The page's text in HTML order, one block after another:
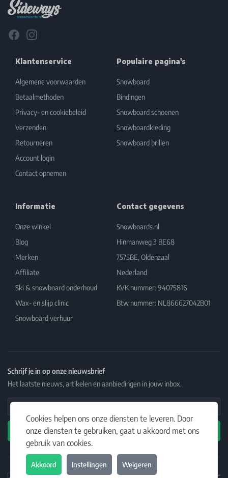
Cookies helpen ons onze diensten te leveren. Door
onze diensten te gebruiken, gaat u akkoord met ons
gebruik van cookies.
Akkoord Instellingen Weigeren
FacebookInstagram
Klantenservice
Algemene voorwaarden
Betaalmethoden
Privacy- en cookiebeleid
Verzenden
Retourneren
Account login
Contact opnemen
Populaire pagina's
Snowboard
Bindingen
Snowboard schoenen
Snowboardkleding
Snowboard brillen
Informatie
Onze winkel
Blog
Merken
Affiliate
Ski & snowboard onderhoud
Wax- en slijp clinic
Snowboard verhuur
Contact gegevens
Snowboards.nl
Hinmanweg 3 BE68
7575BE, Oldenzaal
Nederland
KVK nummer: 94075816
Btw nummer: NL866627042B01
Schrijf je in op onze nieuwsbrief
Het laatste nieuws, artikelen en aanbiedingen in jouw inbox.
Email Address
Abonneren